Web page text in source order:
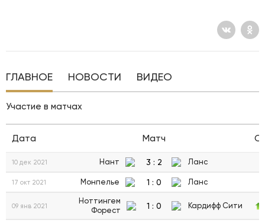
ГЛАВНОЕ НОВОСТИ ВИДЕО
Участие в матчах
Дата Матч
10 дек 2021 Нант 3 : 2 Ланс
17 окт 2021 Монпелье 1 : 0 Ланс
09 янв 2021
Ноттингем
Форест
1 : 0 Кардифф Сити